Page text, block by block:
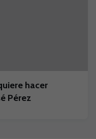
hacer
Pérez